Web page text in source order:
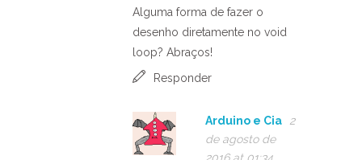
Alguma forma de fazer o
desenho diretamente no void
loop? Abraços!
Responder
Arduino e Cia
2
de agosto de